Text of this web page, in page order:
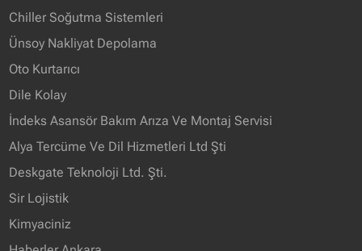
Chiller Soğutma Sistemleri
Ünsoy Nakliyat Depolama
Oto Kurtarıcı
Dile Kolay
İndeks Asansör Bakım Arıza Ve Montaj Servisi
Alya Tercüme Ve Dil Hizmetleri Ltd Şti
Deskgate Teknoloji Ltd. Şti.
Sir Lojistik
Kimyaciniz